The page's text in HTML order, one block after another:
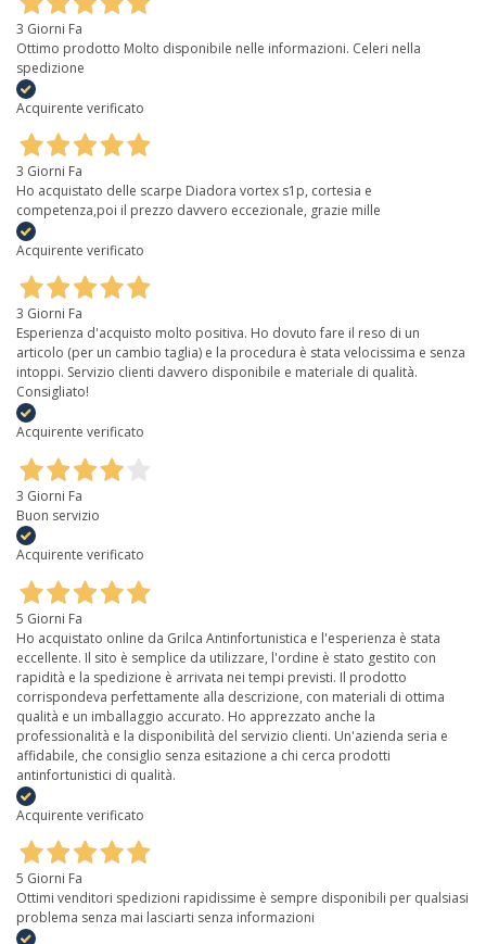
3 Giorni Fa
Ottimo prodotto Molto disponibile nelle informazioni. Celeri nella
spedizione
Acquirente verificato
3 Giorni Fa
Ho acquistato delle scarpe Diadora vortex s1p, cortesia e
competenza,poi il prezzo davvero eccezionale, grazie mille
Acquirente verificato
3 Giorni Fa
Esperienza d'acquisto molto positiva. Ho dovuto fare il reso di un
articolo (per un cambio taglia) e la procedura è stata velocissima e senza
intoppi. Servizio clienti davvero disponibile e materiale di qualità.
Consigliato!
Acquirente verificato
3 Giorni Fa
Buon servizio
Acquirente verificato
5 Giorni Fa
Ho acquistato online da Grilca Antinfortunistica e l'esperienza è stata
eccellente. Il sito è semplice da utilizzare, l'ordine è stato gestito con
rapidità e la spedizione è arrivata nei tempi previsti. Il prodotto
corrispondeva perfettamente alla descrizione, con materiali di ottima
qualità e un imballaggio accurato. Ho apprezzato anche la
professionalità e la disponibilità del servizio clienti. Un'azienda seria e
affidabile, che consiglio senza esitazione a chi cerca prodotti
antinfortunistici di qualità.
Acquirente verificato
5 Giorni Fa
Ottimi venditori spedizioni rapidissime è sempre disponibili per qualsiasi
problema senza mai lasciarti senza informazioni